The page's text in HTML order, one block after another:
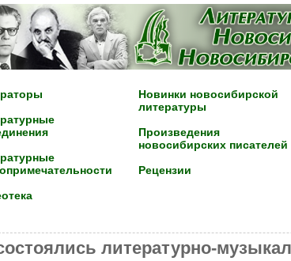
Новинки новосибирской
литературы
Произведения
новосибирских писателей
Рецензии
литературно-